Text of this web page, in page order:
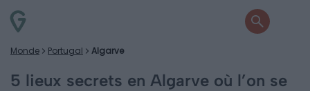
Monde Portugal Algarve
5 lieux secrets en Algarve où l’on se